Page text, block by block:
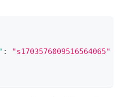
:
"s1703576009516564065"